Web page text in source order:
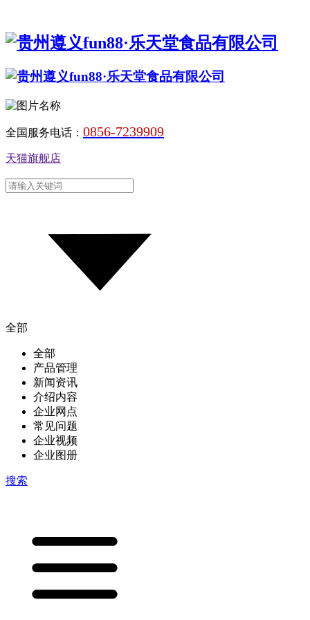
全国服务电话： 0856-7239909
天猫旗舰店
全部
全部
产品管理
新闻资讯
介绍内容
企业网点
常见问题
企业视频
企业图册
搜索